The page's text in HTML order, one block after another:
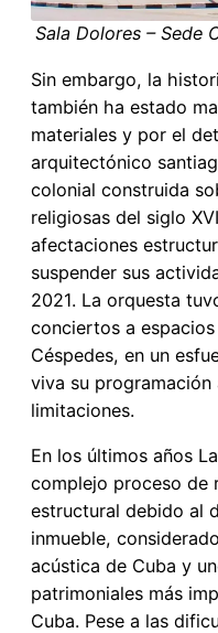
Sala Dolores – Sede
Sin embargo, la
también ha estado
materiales y por el
arquitectónico
colonial construida
religiosas del siglo
afectaciones
suspender sus
2021. La orquesta
conciertos a
Céspedes, en un
viva su
limitaciones.
En los últimos años
complejo proceso de
estructural debido al
inmueble,
acústica de Cuba y
patrimoniales más
Cuba. Pese a las